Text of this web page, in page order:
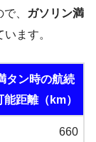
、
ガソリン満
ます。
タン時の航続
能距離（km）
660